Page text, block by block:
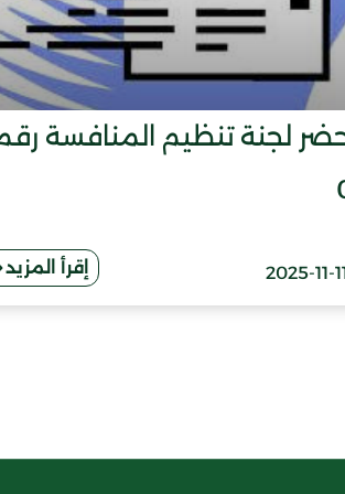
لجنة تنظيم المنافسة
2025-11- إقرأ المزيد